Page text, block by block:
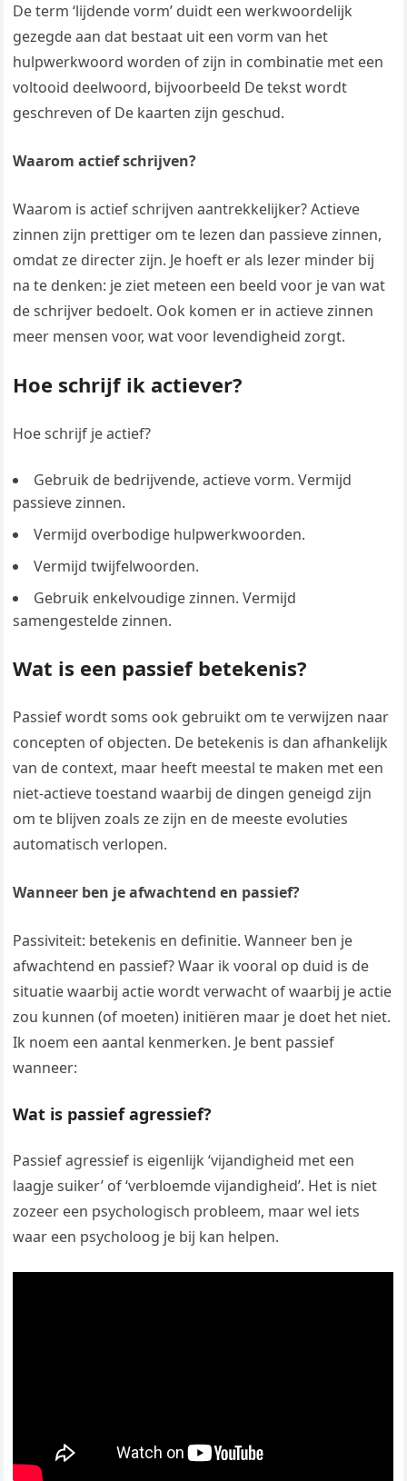
De term ‘lijdende vorm’ duidt een werkwoordelijk
gezegde aan dat bestaat uit een vorm van het
hulpwerkwoord worden of zijn in combinatie met een
voltooid deelwoord, bijvoorbeeld De tekst wordt
geschreven of De kaarten zijn geschud.
Waarom actief schrijven?
Waarom is actief schrijven aantrekkelijker? Actieve
zinnen zijn prettiger om te lezen dan passieve zinnen,
omdat ze directer zijn. Je hoeft er als lezer minder bij
na te denken: je ziet meteen een beeld voor je van wat
de schrijver bedoelt. Ook komen er in actieve zinnen
meer mensen voor, wat voor levendigheid zorgt.
Hoe schrijf ik actiever?
Hoe schrijf je actief?
Gebruik de bedrijvende, actieve vorm. Vermijd
passieve zinnen.
Vermijd overbodige hulpwerkwoorden.
Vermijd twijfelwoorden.
Gebruik enkelvoudige zinnen. Vermijd
samengestelde zinnen.
Wat is een passief betekenis?
Passief wordt soms ook gebruikt om te verwijzen naar
concepten of objecten. De betekenis is dan afhankelijk
van de context, maar heeft meestal te maken met een
niet-actieve toestand waarbij de dingen geneigd zijn
om te blijven zoals ze zijn en de meeste evoluties
automatisch verlopen.
Wanneer ben je afwachtend en passief?
Passiviteit: betekenis en definitie. Wanneer ben je
afwachtend en passief? Waar ik vooral op duid is de
situatie waarbij actie wordt verwacht of waarbij je actie
zou kunnen (of moeten) initiëren maar je doet het niet.
Ik noem een aantal kenmerken. Je bent passief
wanneer:
Wat is passief agressief?
Passief agressief is eigenlijk ‘vijandigheid met een
laagje suiker’ of ‘verbloemde vijandigheid’. Het is niet
zozeer een psychologisch probleem, maar wel iets
waar een psycholoog je bij kan helpen.